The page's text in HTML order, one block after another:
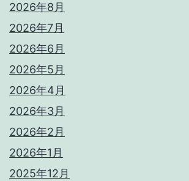
2026年8月
2026年7月
2026年6月
2026年5月
2026年4月
2026年3月
2026年2月
2026年1月
2025年12月